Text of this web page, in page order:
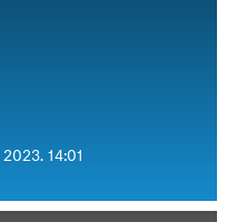
14:01